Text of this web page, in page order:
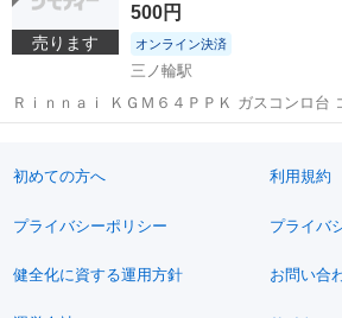
売ります
500円
オンライン決済
三ノ輪駅
Ｒｉｎｎａｉ ＫＧＭ６４ＰＰＫ ガスコンロ台
ヨドバシカメラで購入、8年ほど使用。 色： 桜色 ※お渡し日
初めての方へ 利用規約
プライバシーポリシー プライバ
健全化に資する運用方針 お問い合